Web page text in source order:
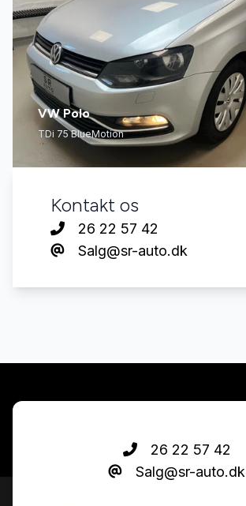
VW Polo
TDi 75 BlueMotion
Kontakt os
26 22 57 42
Salg@sr-auto.dk
26 22 57 42
Salg@sr-auto.dk